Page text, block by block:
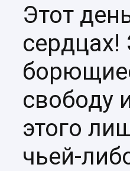
Этот
свободу
этого
чьей-